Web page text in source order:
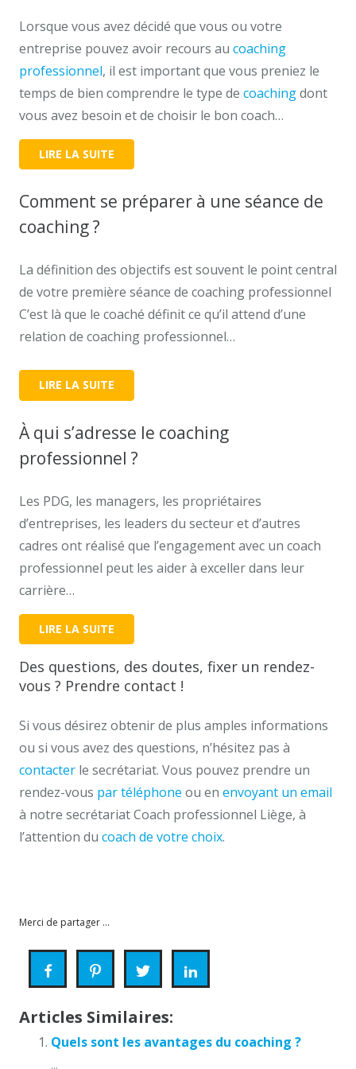
Lorsque vous avez décidé que vous ou votre
entreprise pouvez avoir recours au coaching
professionnel, il est important que vous preniez le
temps de bien comprendre le type de coachingdont
vous avez besoin et de choisir le bon coach…
LIRE LA SUITE
Comment se préparer à une séance de
coaching ?
La définition des objectifs est souvent le point central
de votre première séance de coaching professionnel
C’est là que le coaché définit ce qu’il attend d’une
relation de coaching professionnel…
LIRE LA SUITE
À qui s’adresse le coaching
professionnel ?
Les PDG, les managers, les propriétaires
d’entreprises, les leaders du secteur et d’autres
cadres ont réalisé que l’engagement avec un coach
professionnel peut les aider à exceller dans leur
carrière…
LIRE LA SUITE
Des questions, des doutes, fixer un rendez-
vous ? Prendre contact !
Si vous désirez obtenir de plus amples informations
ou si vous avez des questions, n’hésitez pas à
contacter le secrétariat. Vous pouvez prendre un
rendez-vous par téléphone ou en envoyant un email
à notre secrétariat Coach professionnel Liège, à
l’attention du coach de votre choix.
Merci de partager ...
Articles Similaires:
Quels sont les avantages du coaching ?
...